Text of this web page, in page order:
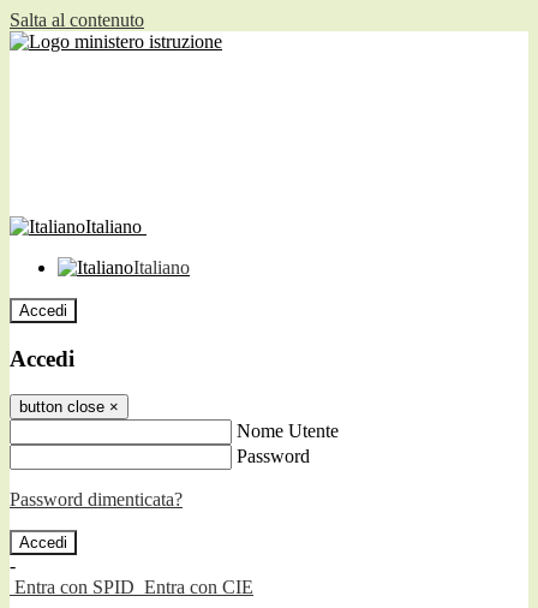
Salta al contenuto
Italiano
Italiano
Accedi
Accedi
button close ×
Nome Utente
Password
Password dimenticata?
-
Entra con SPID Entra con CIE